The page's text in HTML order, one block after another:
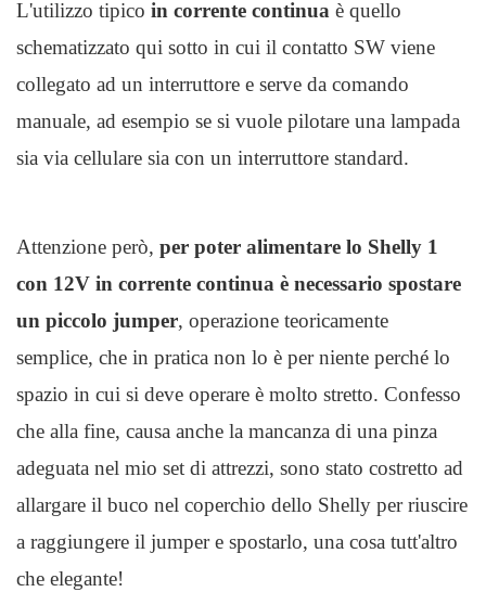
L'utilizzo tipico in corrente continua è quello
schematizzato qui sotto in cui il contatto SW viene
collegato ad un interruttore e serve da comando
manuale, ad esempio se si vuole pilotare una lampada
sia via cellulare sia con un interruttore standard.
Attenzione però, per poter alimentare lo Shelly 1
con 12V in corrente continua è necessario spostare
un piccolo jumper, operazione teoricamente
semplice, che in pratica non lo è per niente perché lo
spazio in cui si deve operare è molto stretto. Confesso
che alla fine, causa anche la mancanza di una pinza
adeguata nel mio set di attrezzi, sono stato costretto ad
allargare il buco nel coperchio dello Shelly per riuscire
a raggiungere il jumper e spostarlo, una cosa tutt'altro
che elegante!